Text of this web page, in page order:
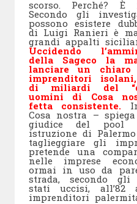
scorso. Perché? È
Secondo gli
possono esistere
di Luigi Ranieri è
grandi appalti
Uccidendo
della Sageco la
lanciare un
imprenditori
di miliardi del
uomini di Cosa
fetta consistente.
Cosa nostra –
giudice del pool
istruzione di
taglieggiare gli
pretende una
nelle imprese
ormai in uso da
strada, secondo gli
stati uccisi, all’82
imprenditori